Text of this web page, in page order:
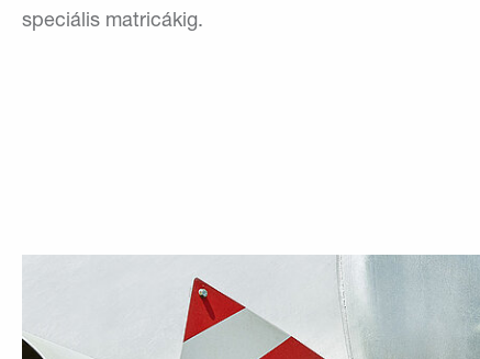
speciális matricákig.